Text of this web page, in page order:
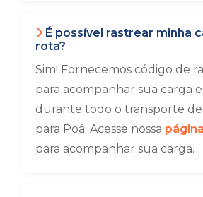
É possível rastrear minha
rota?
Sim! Fornecemos código de
para acompanhar sua carga
durante todo o transporte de
para Poá. Acesse nossa
para acompanhar sua carga.